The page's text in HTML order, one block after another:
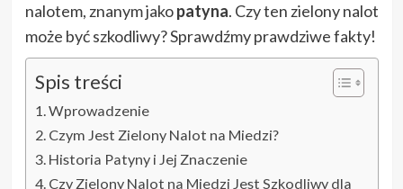
nalotem, znanym jakopatyna. Czy ten zielony nalot
może być szkodliwy? Sprawdźmy prawdziwe fakty!
Spis treści
Wprowadzenie
Czym Jest Zielony Nalot na Miedzi?
Historia Patyny i Jej Znaczenie
Czy Zielony Nalot na Miedzi Jest Szkodliwy dla